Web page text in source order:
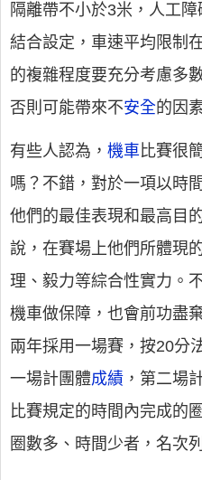
隔離帶不小於3米，人工
結合設定，車速平均限制
的複雜程度要充分考慮多
否則可能帶來不安全的因
有些人認為， 機車比賽很
嗎？不錯，對於一項以時
他們的最佳表現和最高目
說，在賽場上他們所體現
理、毅力等綜合性實力。
機車做保障，也會前功盡
兩年採用一場賽，按20分
一場計團體成績 ，第二場
比賽規定的時間內完成的
圈數多、時間少者，名次